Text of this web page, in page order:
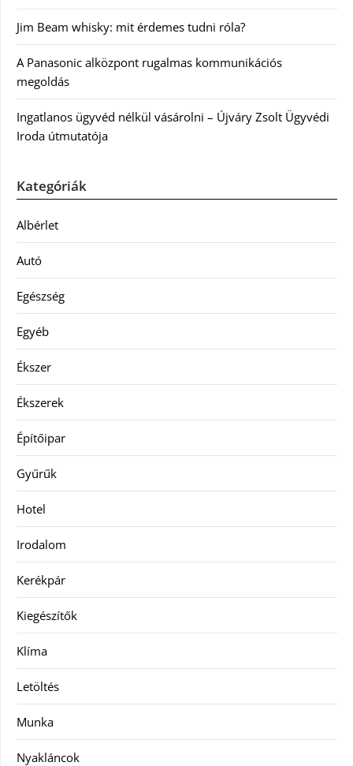
Jim Beam whisky: mit érdemes tudni róla?
A Panasonic alközpont rugalmas kommunikációs
megoldás
Ingatlanos ügyvéd nélkül vásárolni – Újváry Zsolt Ügyvédi
Iroda útmutatója
Kategóriák
Albérlet
Autó
Egészség
Egyéb
Ékszer
Ékszerek
Építőipar
Gyűrűk
Hotel
Irodalom
Kerékpár
Kiegészítők
Klíma
Letöltés
Munka
Nyakláncok